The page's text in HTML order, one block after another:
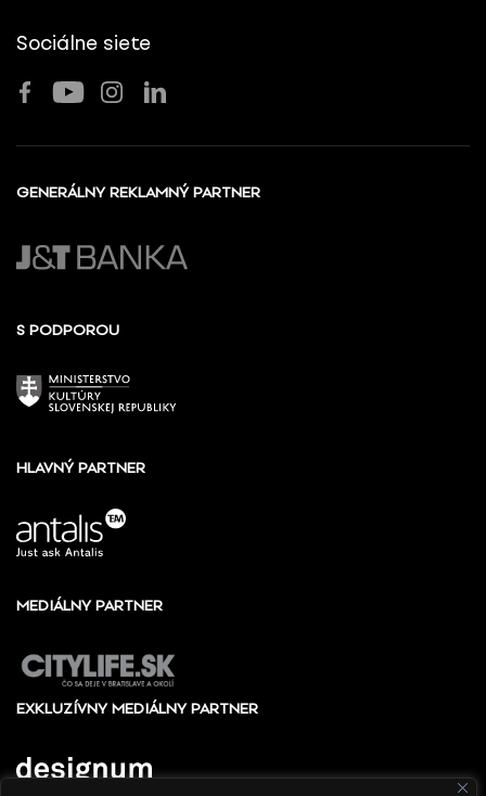
Sociálne siete
GENERÁLNY REKLAMNÝ PARTNER
S PODPOROU
HLAVNÝ PARTNER
MEDIÁLNY PARTNER
EXKLUZÍVNY MEDIÁLNY PARTNER